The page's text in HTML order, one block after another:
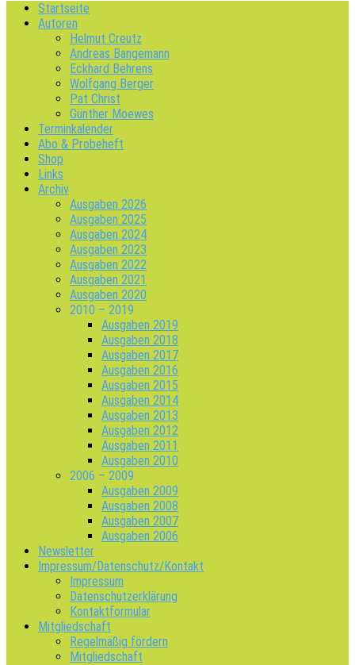
Startseite
Autoren
Helmut Creutz
Andreas Bangemann
Eckhard Behrens
Wolfgang Berger
Pat Christ
Günther Moewes
Terminkalender
Abo & Probeheft
Shop
Links
Archiv
Ausgaben 2026
Ausgaben 2025
Ausgaben 2024
Ausgaben 2023
Ausgaben 2022
Ausgaben 2021
Ausgaben 2020
2010 – 2019
Ausgaben 2019
Ausgaben 2018
Ausgaben 2017
Ausgaben 2016
Ausgaben 2015
Ausgaben 2014
Ausgaben 2013
Ausgaben 2012
Ausgaben 2011
Ausgaben 2010
2006 – 2009
Ausgaben 2009
Ausgaben 2008
Ausgaben 2007
Ausgaben 2006
Newsletter
Impressum/Datenschutz/Kontakt
Impressum
Datenschutzerklärung
Kontaktformular
Mitgliedschaft
Regelmäßig fördern
Mitgliedschaft